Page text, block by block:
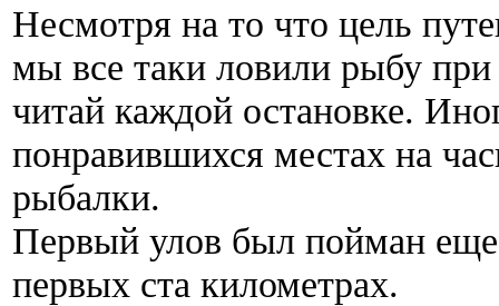
Несмотря на то что цель
мы все таки ловили рыбу
читай каждой остановке.
понравившихся местах на
рыбалки.
Первый улов был пойман
первых ста километрах.